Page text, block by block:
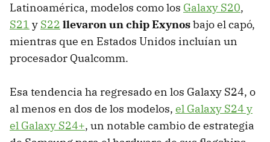
Latinoamérica, modelos como los Galaxy S20,
S21 y S22 llevaron un chip Exynosbajo el capó,
mientras que en Estados Unidos incluían un
procesador Qualcomm.
Esa tendencia ha regresado en los Galaxy S24, o
al menos en dos de los modelos, el Galaxy S24 y
el Galaxy S24+, un notable cambio de estrategia